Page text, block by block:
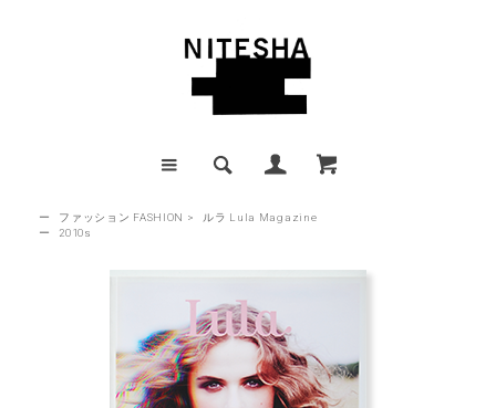
ー ファッション FASHION >
ルラ Lula Magazine
ー
2010s